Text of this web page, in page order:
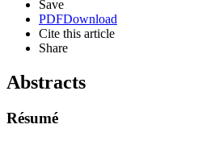
Save
PDFDownload
Cite this article
Share
Abstracts
Résumé